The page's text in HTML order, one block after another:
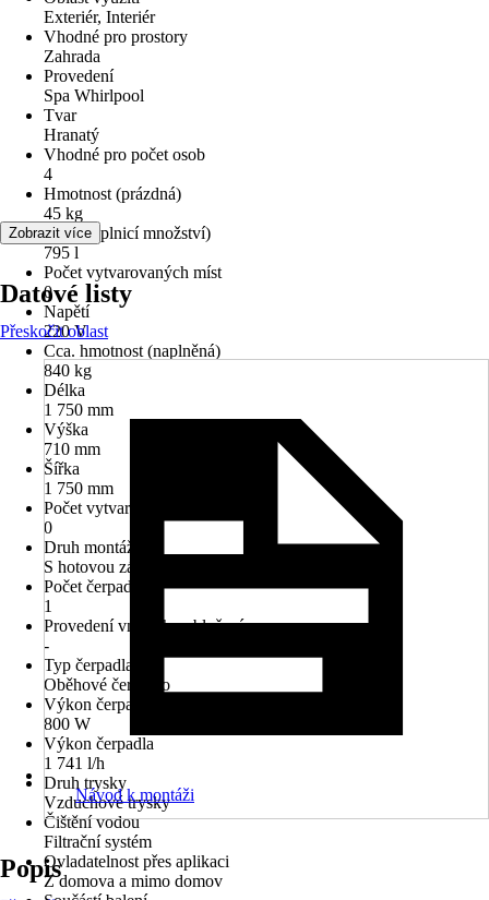
Exteriér, Interiér
Vhodné pro prostory
Zahrada
Provedení
Spa Whirlpool
Tvar
Hranatý
Vhodné pro počet osob
4
Hmotnost (prázdná)
45 kg
Objem (plnicí množství)
795 l
Počet vytvarovaných míst
0
Napětí
220 V
Cca. hmotnost (naplněná)
840 kg
Délka
1 750 mm
Výška
710 mm
Šířka
1 750 mm
Počet vytvarovaných lehátek
0
Druh montáže
S hotovou zásuvkou
Počet čerpadel
1
Provedení vnitřního obložení
-
Typ čerpadla
Oběhové čerpadlo
Výkon čerpadla
800 W
Výkon čerpadla
1 741 l/h
Druh trysky
Vzduchové trysky
Čištění vodou
Filtrační systém
Ovladatelnost přes aplikaci
Z domova a mimo domov
Zobrazit více
Datové listy
Přeskočit oblast
Návod k montáži
Popis